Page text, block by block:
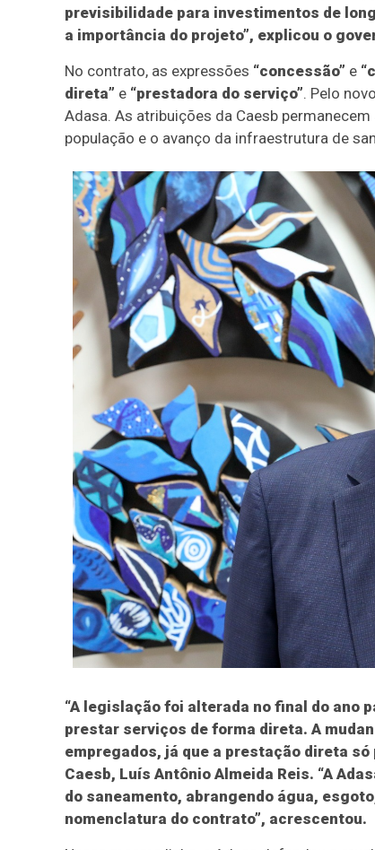
previsibilidade para investimentos de
a importância do projeto”, explicou o
No contrato, as expressões “concessão” e
direta” e “prestadora do serviço”. Pelo
Adasa. As atribuições da Caesb
população e o avanço da infraestrutura de
“A legislação foi alterada no final do ano
prestar serviços de forma direta. A
empregados, já que a prestação direta
Caesb, Luís Antônio Almeida Reis. “A
do saneamento, abrangendo água,
nomenclatura do contrato”, acrescentou.